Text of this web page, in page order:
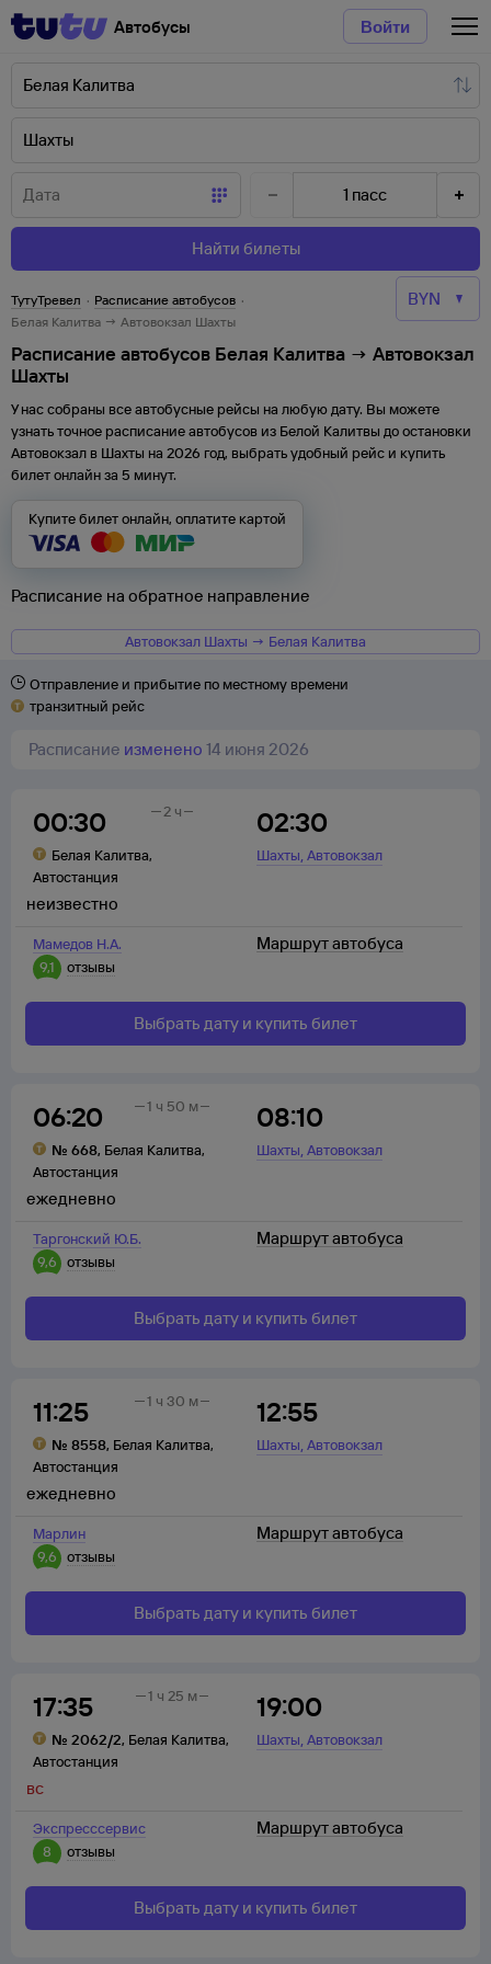
Автобусы Войти
1 пасс
Найти билеты
ТутуТревел · Расписание автобусов ·
Белая Калитва → Автовокзал Шахты
Расписание автобусов Белая Калитва → Автовокзал
Шахты
У нас собраны все автобусные рейсы на любую дату. Вы можете
узнать точное расписание автобусов из Белой Калитвы доостановки
Автовокзал в Шахты на 2026 год, выбрать удобный рейс и купить
билет онлайн за 5 минут.
Купите билет онлайн, оплатите картой
Расписание на обратное направление
Автовокзал Шахты → Белая Калитва
Отправление и прибытие по местному времени
транзитный рейс
Расписание изменено 14 июня 2026
00:30
Белая Калитва,
Автостанция
02:30
Шахты,Автовокзал
2 ч
Мамедов Н.А.
9,1
отзывы
неизвестно
Маршрут автобуса
Выбрать дату и купить билет
06:20
№ 668, Белая Калитва,
Автостанция
08:10
Шахты,Автовокзал
1 ч 50 м
Таргонский Ю.Б.
9,6
отзывы
ежедневно
Маршрут автобуса
Выбрать дату и купить билет
11:25
№ 8558, Белая Калитва,
Автостанция
12:55
Шахты,Автовокзал
1 ч 30 м
Марлин
9,6
отзывы
ежедневно
Маршрут автобуса
Выбрать дату и купить билет
17:35
№ 2062/2, Белая Калитва,
Автостанция
19:00
Шахты,Автовокзал
1 ч 25 м
Экспресссервис
8
отзывы
вс
Маршрут автобуса
Выбрать дату и купить билет